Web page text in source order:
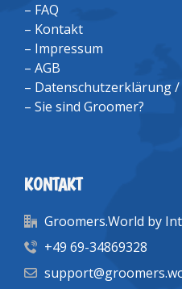
– FAQ
– Kontakt
– Impressum
– AGB
– Datenschutzerklärung /
– Sie sind Groomer?
KONTAKT
Groomers.World by
+49 69-34869328